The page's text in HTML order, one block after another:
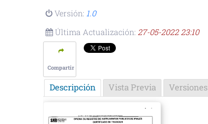
Versión: 1.0
Última Actualización: 27-05-2022 23:10
Compartir
Descripción Vista Previa Versiones